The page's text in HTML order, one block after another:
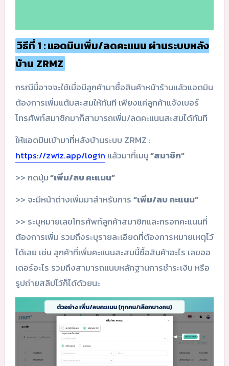
วิธีที่ 1 : แอดมินเพิ่ม/ลดคะแนน ผ่านระบบหลัง
บ้าน ZRMZ
กรณีนี้อาจจะใช้เมื่อมีลูกค้ามาซื้อสินค้าหน้าร้านแล้วแอดมิน
ต้องการเพิ่มแต้มสะสมให้ทันที เพียงแค่ลูกค้าแจ้งเบอร์
โทรศัพท์สมาชิกมาก็สามารถเพิ่ม/ลดคะแนนสะสมได้ทันที
ให้แอดมินเข้ามาที่หลังบ้านระบบ ZRMZ :
https://zwiz.app/login แล้วมาที่เมนู“สมาชิก”
>> กดปุ่ม“เพิ่ม/ลบ คะแนน”
>> จะมีหน้าต่างเพิ่มมาสำหรับการ“เพิ่ม/ลบ คะแนน”
>> ระบุหมายเลขโทรศัพท์ลูกค้าสมาชิกและกรอกคะแนนที่
ต้องการเพิ่ม รวมถึงระบุรายละเอียดที่ต้องการหมายเหตุไว้
ได้เลย เช่น ลูกค้าที่เพิ่มคะแนนสะสมนี้ซื้อสินค้าอะไร เลขออ
เดอร์อะไร รวมถึงสามารถแนบหลักฐานการชำระเงิน หรือ
รูปถ่ายสลิปไว้ก็ได้ด้วยนะ